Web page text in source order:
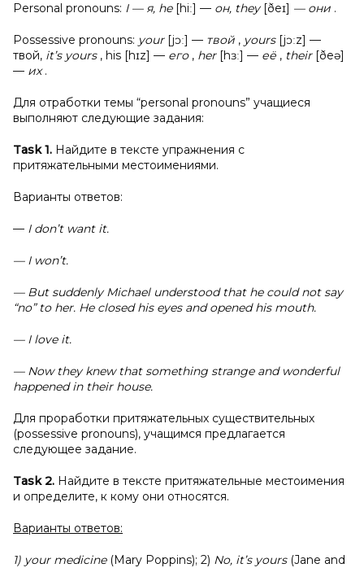
Personal pronouns: I — я, he [hiː] — он, they[ðeɪ] — они .
Possessive pronouns: your [jɔː] — твой , yours [jɔːz] —
твой, it’s yours , his [hɪz] — его , her [hɜː] — её , their [ðeə]
— их.
Для отработки темы “personal pronouns” учащиеся
выполняют следующие задания:
Task 1. Найдите в тексте упражнения с
притяжательными местоимениями.
Варианты ответов:
— I don’t want it.
— I won’t.
— But suddenly Michael understood that he could not say
“no” to her. He closed his eyes and opened his mouth.
— I love it.
— Now they knew that something strange and wonderful
happened in their house.
Для проработки притяжательных существительных
(possessive pronouns), учащимся предлагается
следующее задание.
Task 2. Найдите в тексте притяжательные местоимения
и определите, к кому они относятся.
Варианты ответов:
1) your medicine (Mary Poppins); 2) No, it’s yours (Jane and